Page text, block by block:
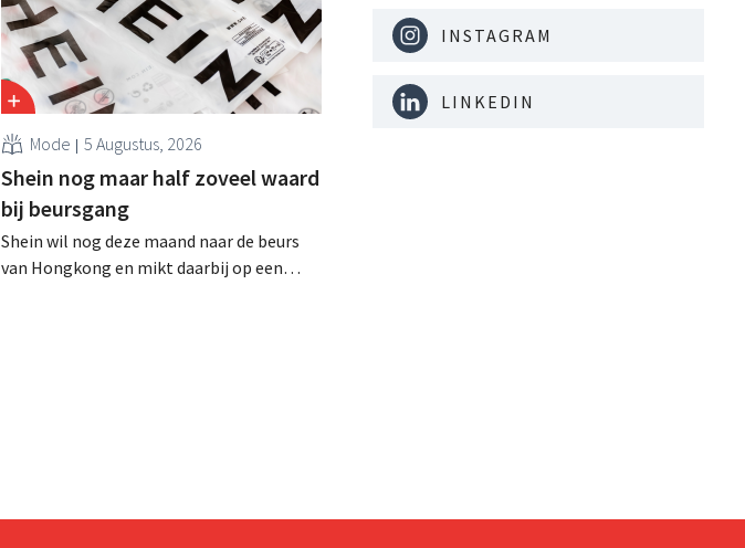
Mode 5 Augustus, 2026
Shein nog maar half zoveel waard
bij beursgang
Shein wil nog deze maand naar de beurs
van Hongkong en mikt daarbij op een
INSTAGRAM
LINKEDIN